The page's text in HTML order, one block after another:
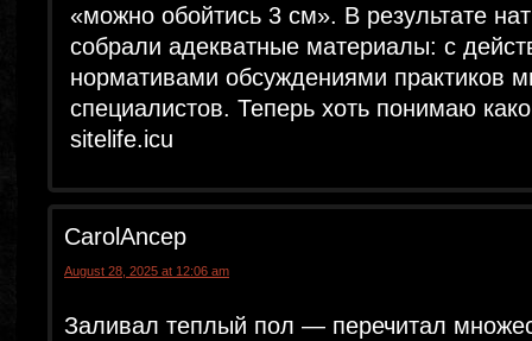
«можно обойтись 3 см». В результате
собрали адекватные материалы: с
нормативами обсуждениями практиков
специалистов. Теперь хоть понимаю
sitelife.icu
CarolAncep
August 28, 2025 at 12:06 am
Заливал теплый пол — перечитал